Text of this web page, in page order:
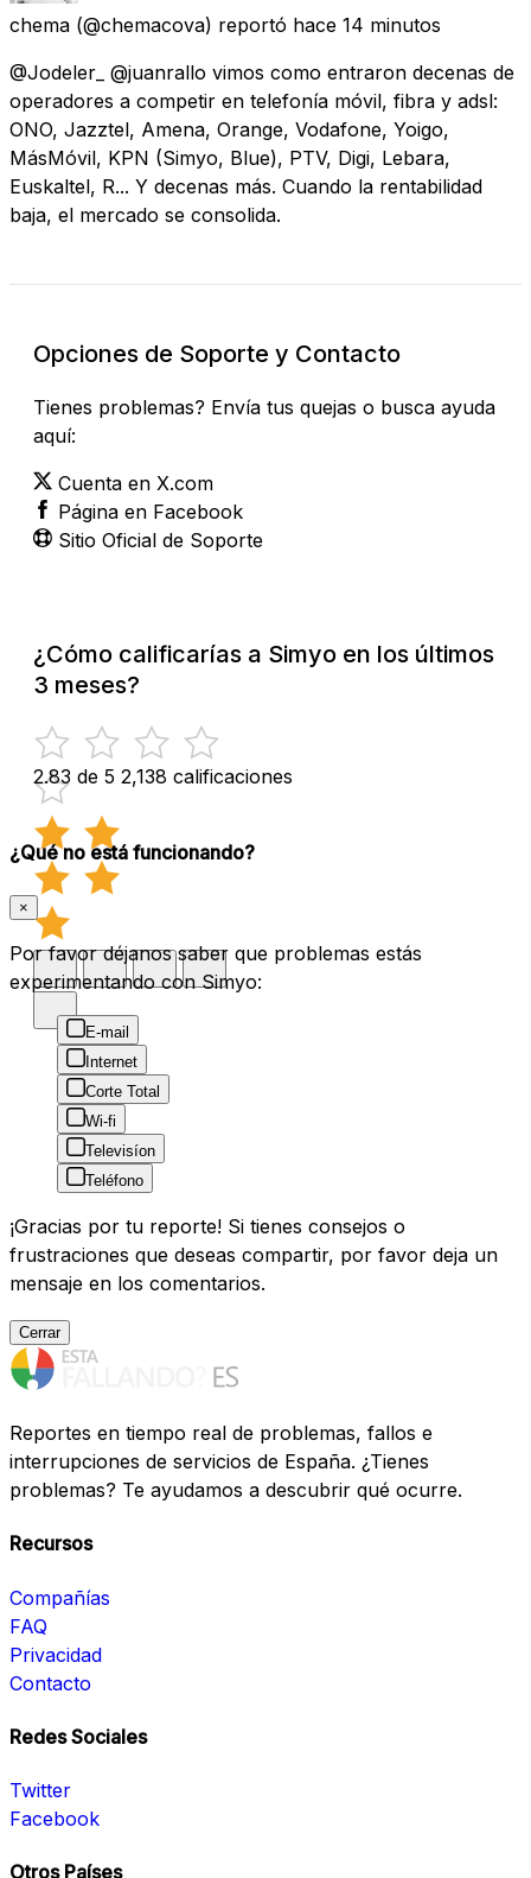
chema (@chemacova) reportó hace 14 minutos
@Jodeler_ @juanrallo vimos como entraron decenas de
operadores a competir en telefonía móvil, fibra y adsl:
ONO, Jazztel, Amena, Orange, Vodafone, Yoigo,
MásMóvil, KPN (Simyo, Blue), PTV, Digi, Lebara,
Euskaltel, R... Y decenas más. Cuando la rentabilidad
baja, el mercado se consolida.
Opciones de Soporte y Contacto
Tienes problemas? Envía tus quejas o busca ayuda
aquí:
Cuenta en X.com
Página en Facebook
Sitio Oficial de Soporte
¿Cómo calificarías a Simyo en los últimos
3 meses?
2.83 de 5 2,138 calificaciones
¿Qué no está funcionando?
×
Por favor déjanos saber que problemas estás
experimentando con Simyo:
E-mail
Internet
Corte Total
Wi-fi
Televisíon
Teléfono
¡Gracias por tu reporte! Si tienes consejos o
frustraciones que deseas compartir, por favor deja un
mensaje en los comentarios.
Cerrar
Reportes en tiempo real de problemas, fallos e
interrupciones de servicios de España. ¿Tienes
problemas? Te ayudamos a descubrir qué ocurre.
Recursos
Compañías
FAQ
Privacidad
Contacto
Redes Sociales
Twitter
Facebook
Otros Países